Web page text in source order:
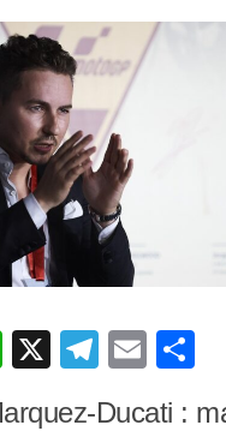
WhatsApp
X Email
Ducati :